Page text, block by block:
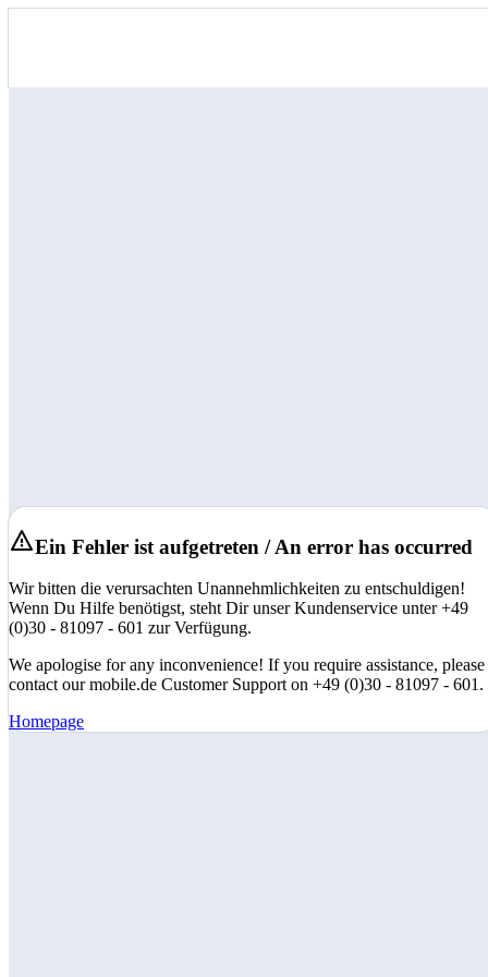
Ein Fehler ist aufgetreten / An error has occurred
Wir bitten die verursachten Unannehmlichkeiten zu entschuldigen!
Wenn Du Hilfe benötigst, steht Dir unser Kundenservice unter +49
(0)30 - 81097 - 601 zur Verfügung.
We apologise for any inconvenience! If you require assistance, please
contact our mobile.de Customer Support on +49 (0)30 - 81097 - 601.
Homepage